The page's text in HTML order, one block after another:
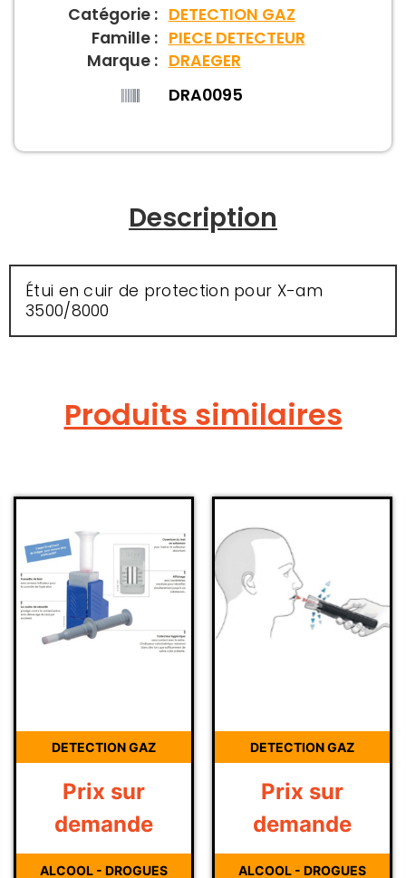
Catégorie : DETECTION GAZ
Famille : PIECE DETECTEUR
Marque : DRAEGER
DRA0095
Description
Étui en cuir de protection pour X-am
3500/8000
Produits similaires
DETECTION GAZ
Prix sur
demande
ALCOOL - DROGUES
DETECTION GAZ
Prix sur
demande
ALCOOL - DROGUES